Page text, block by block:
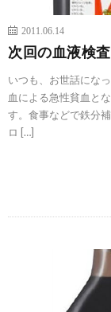
2011.06.14
次回の血液検
いつも、お世話にな
血による急性貧血と
す。食事などで鉄分
ロ […]